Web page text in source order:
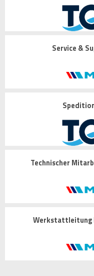
Service &
Technischer
Werkstattleitung